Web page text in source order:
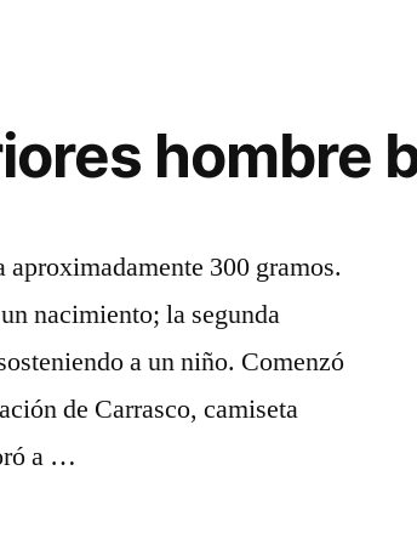
hombre
300 gramos.
nacimiento; la segunda
a un niño. Comenzó
de Carrasco, camiseta
a …